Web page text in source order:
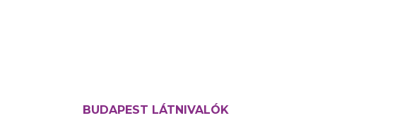
BUDAPEST LÁTNIVALÓK